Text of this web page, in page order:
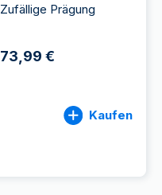
Zufällige Prägung
73,99 €
Kaufen